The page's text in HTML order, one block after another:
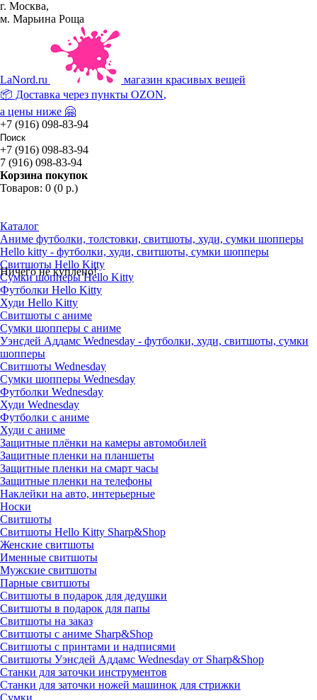
г. Москва,
м. Марьина Роща
LaNord.ru
магазин красивых вещей
📦 Доставка через пункты OZON,
а цены ниже 🤗
+7 (916) 098-83-94
+7 (916) 098-83-94
7 (916) 098-83-94
Корзина покупок
Товаров: 0 (0 р.)
Ничего не куплено!
Каталог
Аниме футболки, толстовки, свитшоты, худи, сумки шопперы
Hello kitty - футболки, худи, свитшоты, сумки шопперы
Свитшоты Hello Kitty
Сумки шопперы Hello Kitty
Футболки Hello Kitty
Худи Hello Kitty
Свитшоты с аниме
Сумки шопперы с аниме
Уэнсдей Аддамс Wednesday - футболки, худи, свитшоты, сумки
шопперы
Свитшоты Wednesday
Сумки шопперы Wednesday
Футболки Wednesday
Худи Wednesday
Футболки с аниме
Худи с аниме
Защитные плёнки на камеры автомобилей
Защитные пленки на планшеты
Защитные пленки на смарт часы
Защитные пленки на телефоны
Наклейки на авто, интерьерные
Носки
Свитшоты
Cвитшоты Hello Kitty Sharp&Shop
Женские свитшоты
Именные свитшоты
Мужские свитшоты
Парные свитшоты
Свитшоты в подарок для дедушки
Свитшоты в подарок для папы
Свитшоты на заказ
Свитшоты с аниме Sharp&Shop
Свитшоты с принтами и надписями
Свитшоты Уэнсдей Аддамс Wednesday от Sharp&Shop
Станки для заточки инструментов
Станки для заточки ножей машинок для стрижки
Сумки